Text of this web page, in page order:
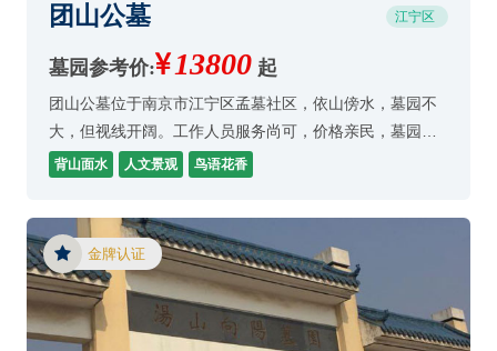
团山公墓 江宁区
墓园参考价: 13800 起
团山公墓位于南京市江宁区孟墓社区，依山傍水，墓园不
大，但视线开阔。工作人员服务尚可，价格亲民，墓园依
山傍水，堪舆尚可。 墓穴整体价格亲民，管理、环境、堪
背山面水 人文景观 鸟语花香
金牌认证